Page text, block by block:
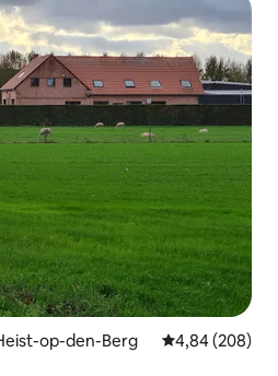
op-den-Berg
4,84 (208)